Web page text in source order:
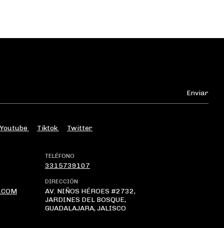
Youtube Tiktok Twitter
TELÉFONO
3315739107
DIRECCIÓN
AV. NIÑOS HÉROES #2732,
JARDINES DEL BOSQUE,
GUADALAJARA, JALISCO